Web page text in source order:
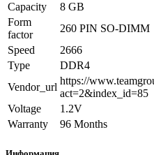
Capacity
8 GB
Form
factor
260 PIN SO-DIMM
Speed
2666
Type
DDR4
Vendor_url
https://
act=2&index_id=85
Voltage
1.2V
Warranty
96 Months